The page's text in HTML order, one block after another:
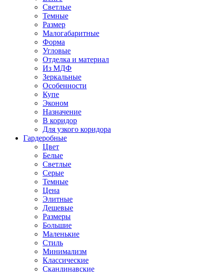
Светлые
Темные
Размер
Малогабаритные
Форма
Угловые
Отделка и материал
Из МДФ
Зеркальные
Особенности
Купе
Эконом
Назначение
В коридор
Для узкого коридора
Гардеробные
Цвет
Белые
Светлые
Серые
Темные
Цена
Элитные
Дешевые
Размеры
Большие
Маленькие
Стиль
Минимализм
Классические
Скандинавские